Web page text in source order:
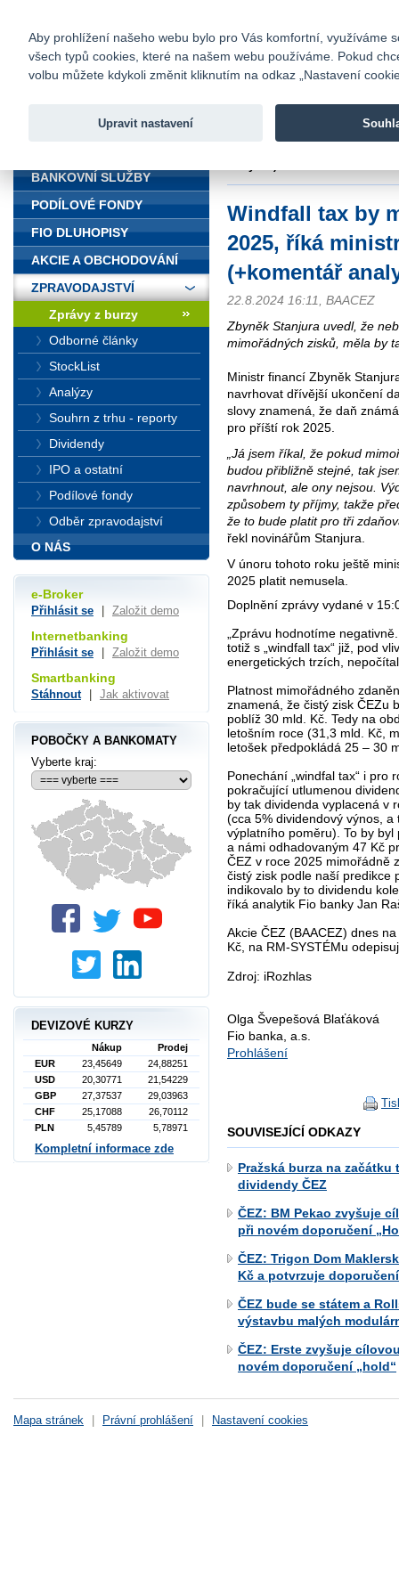
Fio banka
Fio banka
Windfall tax by
2025, říká
(+komentář
22.8.2024 16:11, BAACEZ
Zbyněk Stanjura uvedl, že
mimořádných zisků, měla by
Ministr financí Zbyněk
navrhovat dřívější ukončení
slovy znamená, že daň
pro příští rok 2025.
„Já jsem říkal, že pokud
budou přibližně stejné, tak
navrhnout, ale ony nejsou.
způsobem ty příjmy, takže
že to bude platit pro tři
řekl novinářům Stanjura.
V únoru tohoto roku ještě
2025 platit nemusela.
Doplnění zprávy vydané v
„Zprávu hodnotíme
totiž s „windfall tax“ již, pod
energetických trzích,
Platnost mimořádného
znamená, že čistý zisk ČEZu
poblíž 30 mld. Kč. Tedy na
letošním roce (31,3 mld. Kč,
letošek předpokládá 25 – 30
Ponechání „windfal tax“ i pro
pokračující utlumenou
by tak dividenda vyplacená v
(cca 5% dividendový výnos,
výplatního poměru). To by
a námi odhadovaným 47 Kč
ČEZ v roce 2025 mimořádně
čistý zisk podle naší predikce
indikovalo by to dividendu
říká analytik Fio banky Jan
Akcie ČEZ (BAACEZ) dnes
Kč, na RM-SYSTÉMu
Zdroj: iRozhlas
Olga Švepešová Blaťáková
Fio banka, a.s.
Prohlášení
SOUVISEJÍCÍ ODKAZY
Pražská burza na
dividendy ČEZ
ČEZ: BM Pekao zvyšuje
při novém doporučení
ČEZ: Trigon Dom
Kč a potvrzuje
ČEZ bude se státem a
výstavbu malých
ČEZ: Erste zvyšuje
novém doporučení „hold“
BANKOVNÍ SLUŽBY
PODÍLOVÉ FONDY
FIO DLUHOPISY
AKCIE A OBCHODOVÁNÍ
ZPRAVODAJSTVÍ
Zprávy z burzy
Odborné články
StockList
Analýzy
Souhrn z trhu - reporty
Dividendy
IPO a ostatní
Podílové fondy
Odběr zpravodajství
O NÁS
e-Broker
Přihlásit se Založit demo
Internetbanking
Přihlásit se Založit demo
Smartbanking
Stáhnout Jak aktivovat
POBOČKY A BANKOMATY
Vyberte kraj:
DEVIZOVÉ KURZY
Nákup
Prodej
EUR
23,45649
24,88251
USD
20,30771
21,54229
GBP
27,37537
29,03963
CHF
25,17088
26,70112
PLN
5,45789 5,78971
Kompletní informace zde
Mapa stránek | Právní prohlášení | Nastavení cookies
Aby prohlížení našeho webu bylo pro Vás komfortní, využíváme
všech typů cookies, které na našem webu používáme. Pokud
volbu můžete kdykoli změnit kliknutím na odkaz „Nastavení
Upravit nastavení